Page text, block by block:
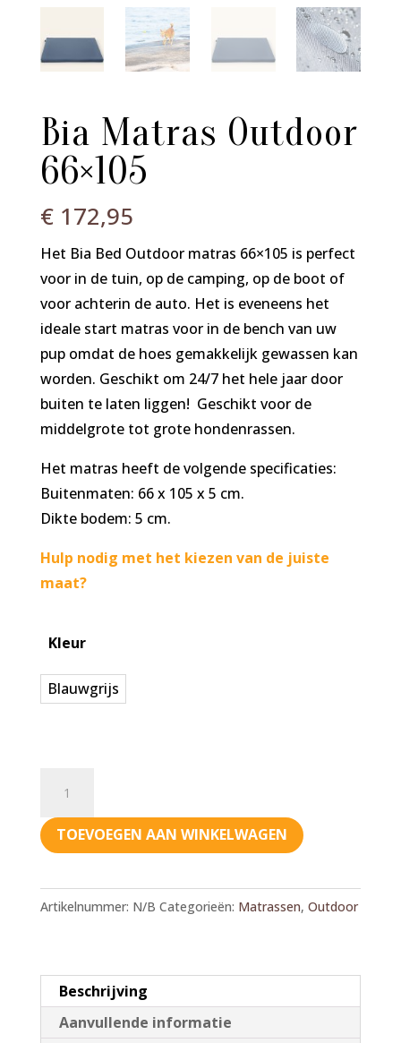
Bia Matras Outdoor
66×105
€172,95
Het Bia Bed Outdoor matras 66×105 is perfect
voor in de tuin, op de camping, op de boot of
voor achterin de auto. Het is eveneens het
ideale start matras voor in de bench van uw
pup omdat de hoes gemakkelijk gewassen kan
worden. Geschikt om 24/7 het hele jaar door
buiten te laten liggen! Geschikt voor de
middelgrote tot grote hondenrassen.
Het matras heeft de volgende specificaties:
Buitenmaten: 66 x 105 x 5 cm.
Dikte bodem: 5 cm.
Hulp nodig met het kiezen van de juiste
maat?
Kleur
Blauwgrijs
Matras
Outdoor
66x105
TOEVOEGEN AAN WINKELWAGEN
Artikelnummer: N/B Categorieën: Matrassen, Outdoor
Beschrijving
Aanvullende informatie